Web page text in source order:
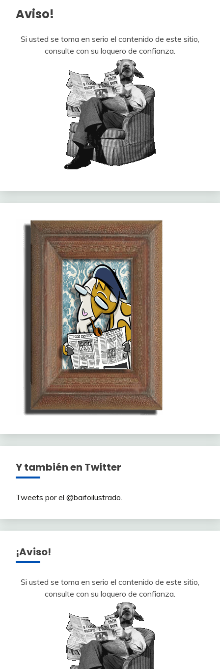
Aviso!
Si usted se toma en serio el contenido de este sitio,
consulte con su loquero de confianza.
Y también en Twitter
Tweets por el @baifoilustrado.
¡Aviso!
Si usted se toma en serio el contenido de este sitio,
consulte con su loquero de confianza.